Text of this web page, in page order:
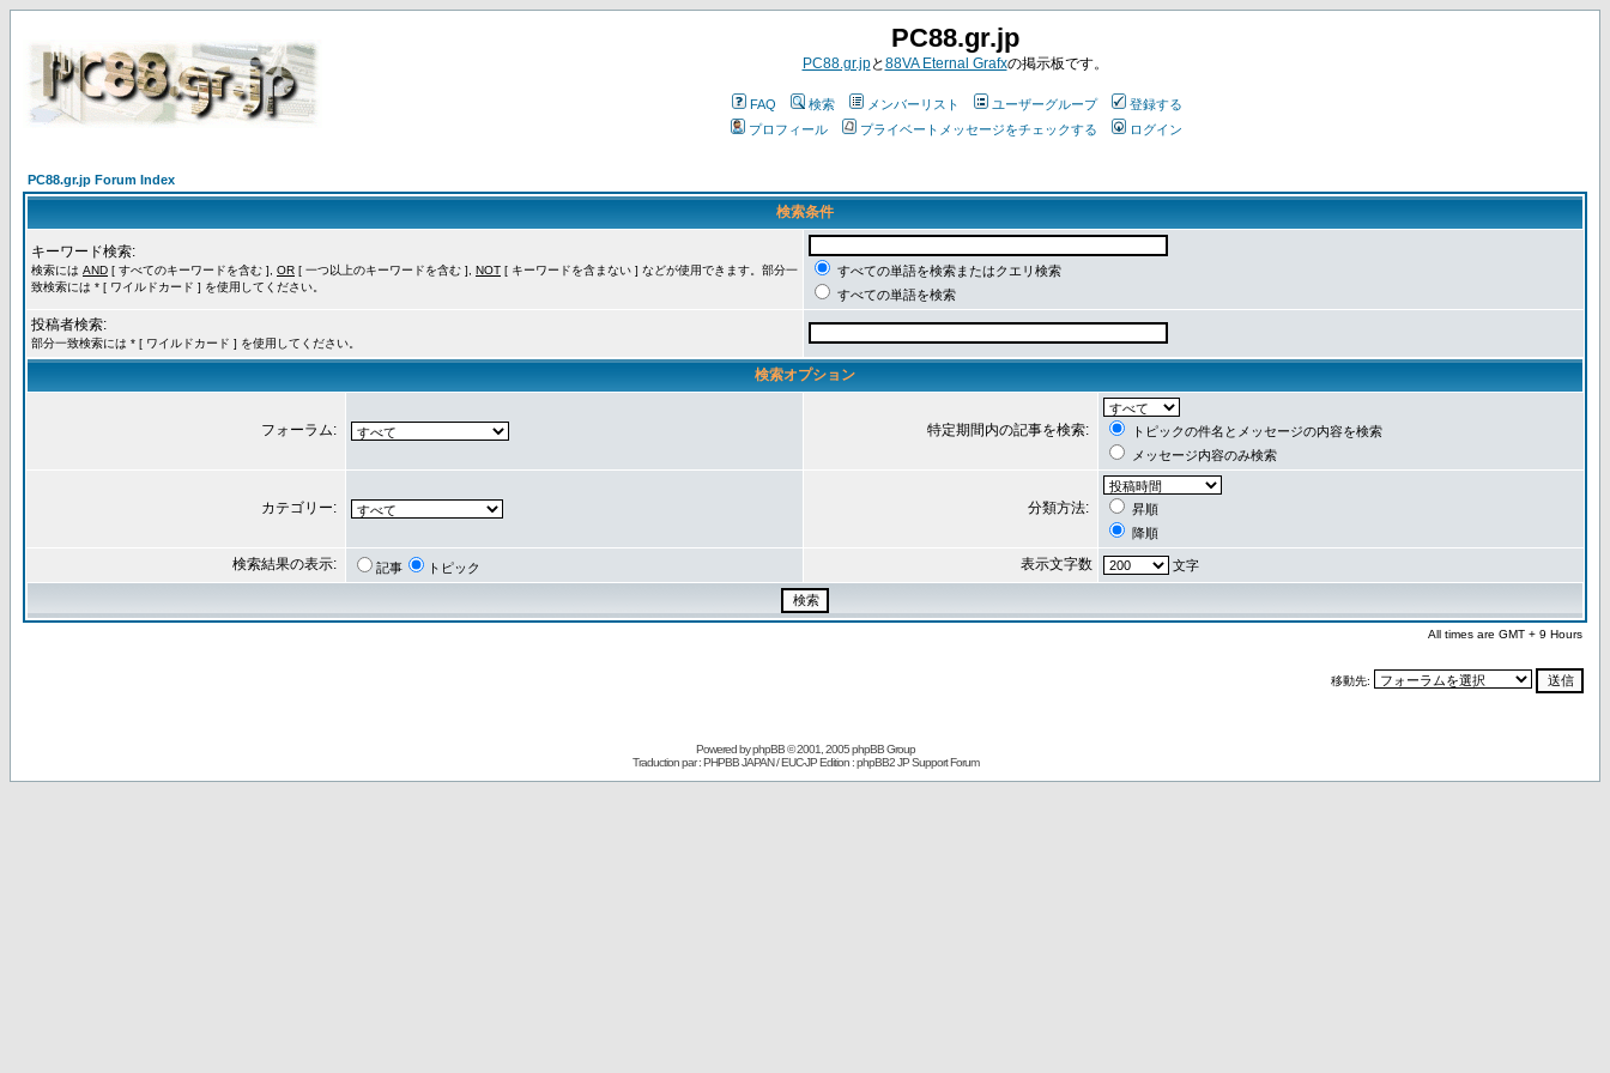
PC88.gr.jp
PC88.gr.jpと88VA Eternal Grafxの掲示板です。
FAQ 検索 メンバーリスト ユーザーグループ
登録する
プロフィール
プライベートメッセージをチェックする ログイン
PC88.gr.jp Forum Index
検索条件
キーワード検索:
検索には AND [ すべてのキーワードを含む ], OR [ 一つ以上のキーワードを含む ], NOT [ キーワードを含まない ] などが使用できます。部分一
致検索には * [ ワイルドカード ] を使用してください。
すべての単語を検索またはクエリ検索
すべての単語を検索
投稿者検索:
部分一致検索には * [ ワイルドカード ] を使用してください。
検索オプション
フォーラム: 特定期間内の記事を検索:
トピックの件名とメッセージの内容を検索
メッセージ内容のみ検索
カテゴリー: 分類方法:
昇順
降順
検索結果の表示: 記事 トピック 表示文字数 文字
All times are GMT + 9 Hours
移動先:
Powered byphpBB© 2001, 2005 phpBB Group
Traduction par : PHPBB JAPAN / EUC-JP Edition :phpBB2 JP Support Forum